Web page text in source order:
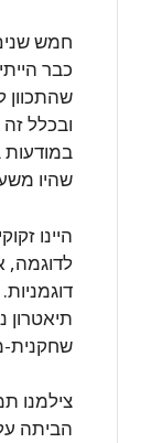
חמש
כבר
שהתכוון
ובכלל
שהיו
היינו
לדוגמה,
תיאטרון
צילמנו
הביתה